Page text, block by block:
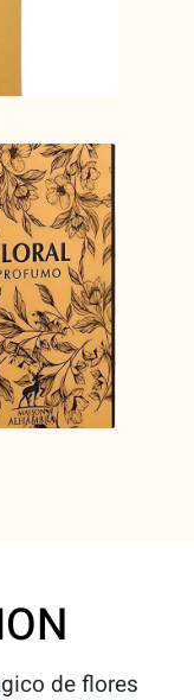
de flores